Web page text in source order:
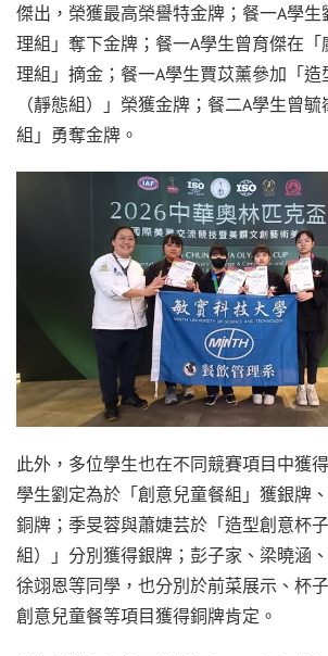
傑出，榮獲最高榮譽特金牌；餐一A學
理組」奪下金牌；餐一A學生曾育傑在
理組」摘金；餐一A學生賈苡薰參加「
（靜態組）」榮獲金牌；餐二A學生曾
組」勇奪金牌。
此外，多位學生也在不同競賽項目中獲
學生劉定為於「創意兒童餐組」獲銀牌
銅牌；季旻蓉與蕭婕芸於「造型創意杯
組）」分別獲得銀牌；彭子家、梁曉涵
徐翊恩等同學，也分別於前菜展示、杯
創意兒童餐等項目獲得銅牌肯定。